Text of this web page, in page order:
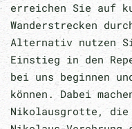
erreichen Sie auf
Wanderstrecken
Alternativ nutzen
Einstieg in den
bei uns beginnen
können. Dabei
Nikolausgrotte,